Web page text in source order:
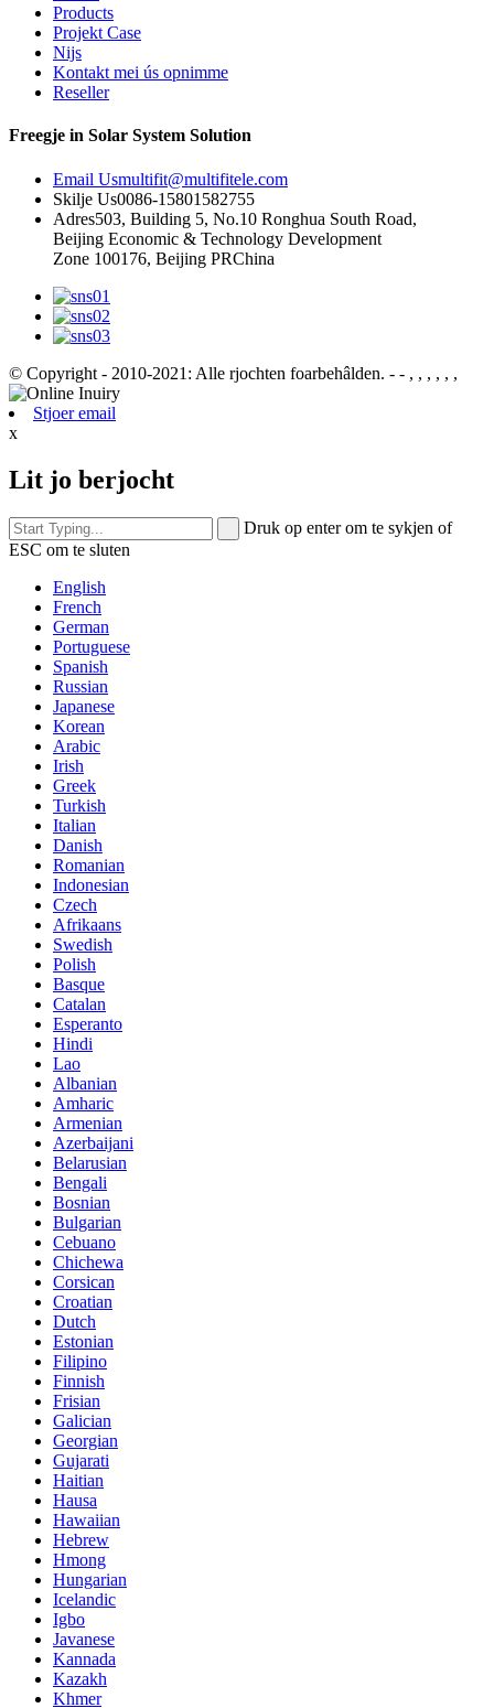
Products
Projekt Case
Nijs
Kontakt mei ús opnimme
Reseller
Freegje in Solar System Solution
Email Usmultifit@multifitele.com
Skilje Us0086-15801582755
Adres503, Building 5, No.10 Ronghua South Road,
Beijing Economic & Technology Development
Zone 100176, Beijing PRChina
© Copyright - 2010-2021: Alle rjochten foarbehâlden. - - , , , , , ,
Stjoer email
x
Lit jo berjocht
Druk op enter om te sykjen of
ESC om te sluten
English
French
German
Portuguese
Spanish
Russian
Japanese
Korean
Arabic
Irish
Greek
Turkish
Italian
Danish
Romanian
Indonesian
Czech
Afrikaans
Swedish
Polish
Basque
Catalan
Esperanto
Hindi
Lao
Albanian
Amharic
Armenian
Azerbaijani
Belarusian
Bengali
Bosnian
Bulgarian
Cebuano
Chichewa
Corsican
Croatian
Dutch
Estonian
Filipino
Finnish
Frisian
Galician
Georgian
Gujarati
Haitian
Hausa
Hawaiian
Hebrew
Hmong
Hungarian
Icelandic
Igbo
Javanese
Kannada
Kazakh
Khmer